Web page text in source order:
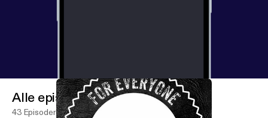
Alle episoder
43 Episoder